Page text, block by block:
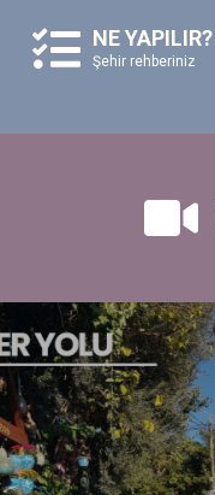
NE YAPILIR?
Şehir rehberiniz